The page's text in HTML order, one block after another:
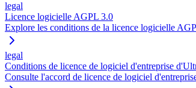
legal
Licence logicielle AGPL 3.0
Explore les conditions de la licence logicielle
legal
Conditions de licence de logiciel d'entreprise
Consulte l'accord de licence de logiciel